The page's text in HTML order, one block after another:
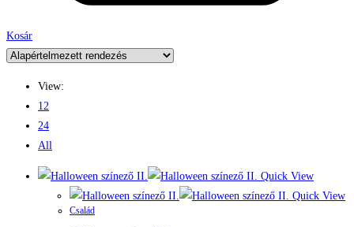
Kosár
View:
12
24
All
Quick View
Quick View
Család